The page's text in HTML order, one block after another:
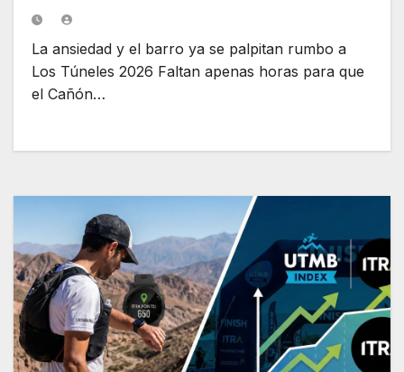
La ansiedad y el barro ya se palpitan rumbo a
Los Túneles 2026 Faltan apenas horas para que
el Cañón…